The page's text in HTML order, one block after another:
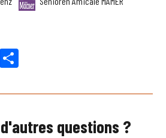
Email
questions ?